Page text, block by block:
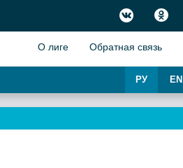
О лиге Обратная связь
EN
РУ